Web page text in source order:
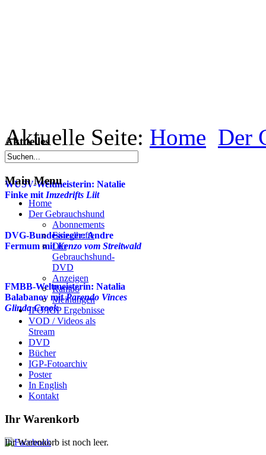
Aktuelles
WUSV-Weltmeisterin: Natalie
Finke mitImzedrifts Liit
DVG-Bundessieger: Andre
Fermum mitKenzo vom Streitwald
FMBB-Weltmeisterin: Natalia
Balabanov mitParendo Vinces
Glinda Crook
Aktuelle Seite: Home Der
Main Menu
Home
Der Gebrauchshund
Abonnements
Einzelhefte
Der
Gebrauchshund-
DVD
Anzeigen
Rambo
Meinungen
IPO/IGP Ergebnisse
VOD / Videos als
Stream
DVD
Bücher
IGP-Fotoarchiv
Poster
In English
Kontakt
Ihr Warenkorb
Ihr Warenkorb ist noch leer.